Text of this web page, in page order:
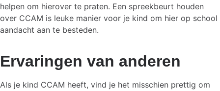
helpen om hierover te praten. Een spreekbeurt houden
over CCAM is leuke manier voor je kind om hier op school
aandacht aan te besteden.
Ervaringen van anderen
Als je kind CCAM heeft, vind je het misschien prettig om